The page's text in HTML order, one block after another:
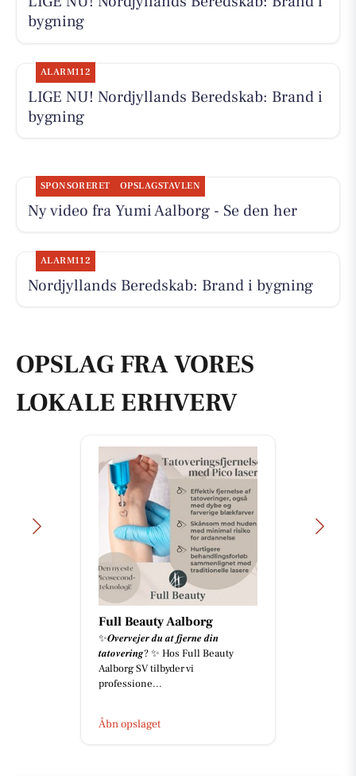
bygning
ALARM112
LIGE NU! Nordjyllands Beredskab: Brand i
bygning
SPONSORERET OPSLAGSTAVLEN
Ny video fra Yumi Aalborg - Se den her
ALARM112
Nordjyllands Beredskab: Brand i bygning
OPSLAG FRA VORES
LOKALE ERHVERV
Full Beauty Aalborg
✨𝑶𝒗𝒆𝒓𝒗𝒆𝒋𝒆𝒓 𝒅𝒖 𝒂𝒕 𝒇𝒋𝒆𝒓𝒏𝒆 𝒅𝒊𝒏
𝒕𝒂𝒕𝒐𝒗𝒆𝒓𝒊𝒏𝒈? ✨ Hos Full Beauty
Aalborg SV tilbyder vi
professione...
Åbn opslaget